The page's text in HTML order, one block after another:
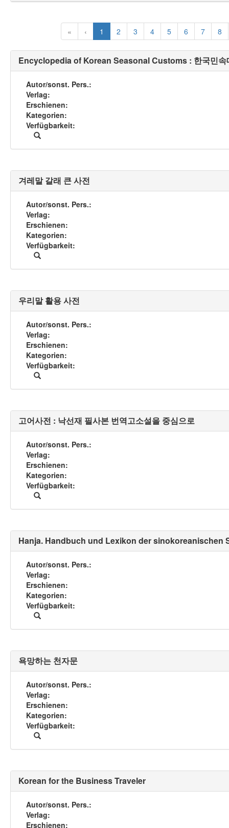
« ‹ 1 2 3 4 5 6 7 8
Encyclopedia of Korean Seasonal Customs : 한국민속
Autor/sonst. Pers.
Verlag
Erschienen
Kategorien
Verfügbarkeit
겨레말 갈래 큰 사전
Autor/sonst. Pers.
Verlag
Erschienen
Kategorien
Verfügbarkeit
우리말 활용 사전
Autor/sonst. Pers.
Verlag
Erschienen
Kategorien
Verfügbarkeit
고어사전 : 낙선재 필사본 번역고소설을 중심으로
Autor/sonst. Pers.
Verlag
Erschienen
Kategorien
Verfügbarkeit
Hanja. Handbuch und Lexikon der sinokoreanischen
Autor/sonst. Pers.
Verlag
Erschienen
Kategorien
Verfügbarkeit
욕망하는 천자문
Autor/sonst. Pers.
Verlag
Erschienen
Kategorien
Verfügbarkeit
Korean for the Business Traveler
Autor/sonst. Pers.
Verlag
Erschienen